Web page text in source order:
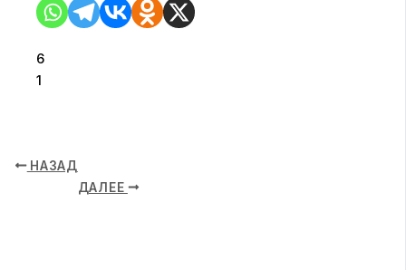
6
1
НАЗАД
ДАЛЕЕ